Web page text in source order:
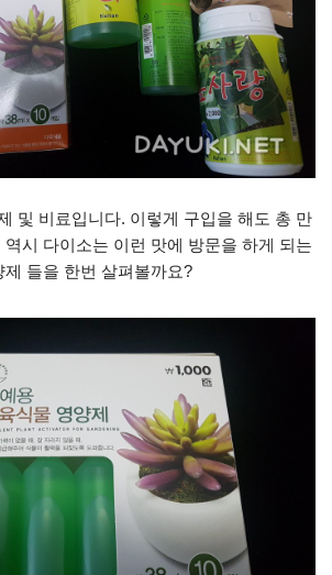
및 비료입니다. 이렇게 구입을 해도 총 만
시 다이소는 이런 맛에 방문을 하게 되는
들을 한번 살펴볼까요?